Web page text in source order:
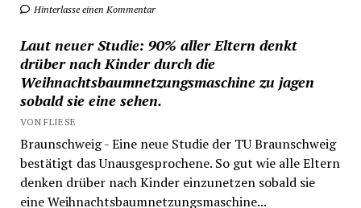
Hinterlasse einen Kommentar
Laut neuer Studie: 90% aller Eltern denkt
drüber nach Kinder durch die
Weihnachtsbaumnetzungsmaschine zu jagen
sobald sie eine sehen.
VON FLIESE
Braunschweig - Eine neue Studie der TU Braunschweig
bestätigt das Unausgesprochene. So gut wie alle Eltern
denken drüber nach Kinder einzunetzen sobald sie
eine Weihnachtsbaumnetzungsmaschine...